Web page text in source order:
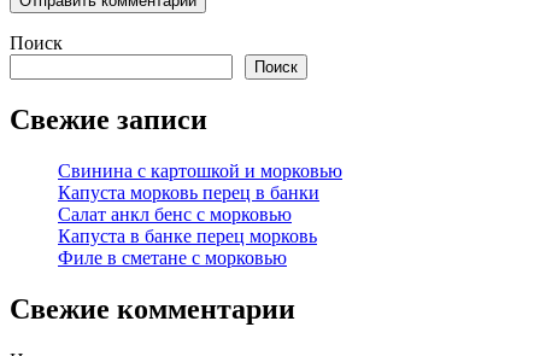
Поиск
Поиск
Свежие записи
Свинина с картошкой и морковью
Капуста морковь перец в банки
Салат анкл бенс с морковью
Капуста в банке перец морковь
Филе в сметане с морковью
Свежие комментарии